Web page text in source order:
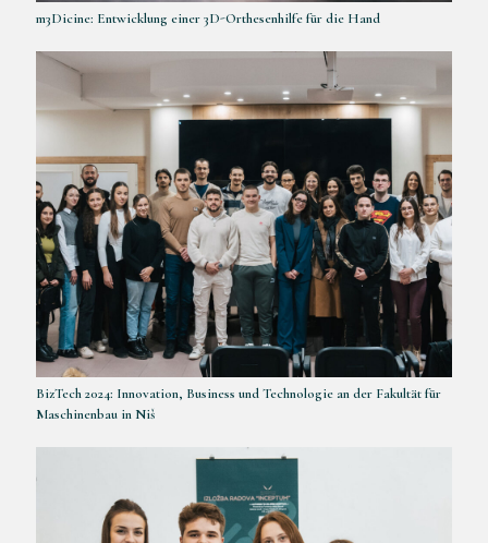
m3Dicine: Entwicklung einer 3D-Orthesenhilfe für die Hand
BizTech 2024: Innovation, Business und Technologie an der Fakultät für
Maschinenbau in Niš